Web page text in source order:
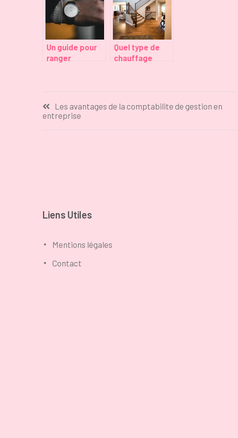
projets
Un guide pour
ranger
de luxe
Quel type de
chauffage
Navigation
de
Les avantages de la comptabilite de gestion en
entreprise
Liens Utiles
Mentions légales
Contact